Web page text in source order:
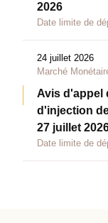
2026
Date limite de
24 juillet 2026
Marché
Avis d'appel
d'injection
27 juillet
Date limite de